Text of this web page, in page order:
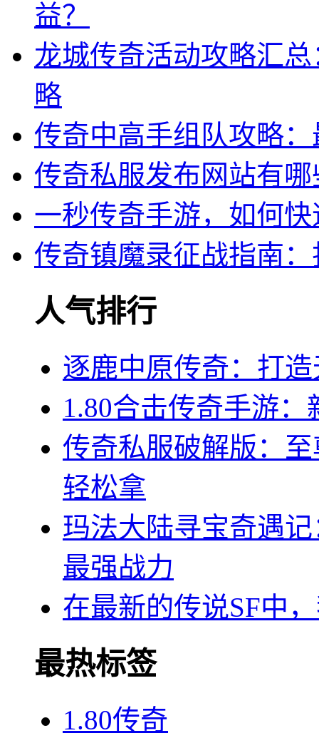
益？
龙城传奇活动攻略汇
略
传奇中高手组队攻略
传奇私服发布网站有
一秒传奇手游，如何
传奇镇魔录征战指南
人气排行
逐鹿中原传奇：打
1.80合击传奇手游
传奇私服破解版：
轻松拿
玛法大陆寻宝奇遇
最强战力
在最新的传说SF中
最热标签
1.80传奇